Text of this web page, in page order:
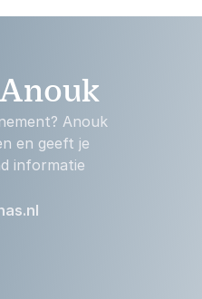
Anouk
en geeft je
informatie